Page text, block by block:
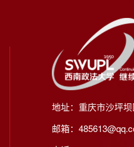
地址：重庆市沙坪
邮箱：